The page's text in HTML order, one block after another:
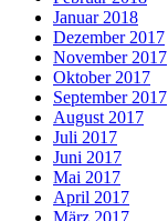
Januar 2018
Dezember 2017
November 2017
Oktober 2017
September 2017
August 2017
Juli 2017
Juni 2017
Mai 2017
April 2017